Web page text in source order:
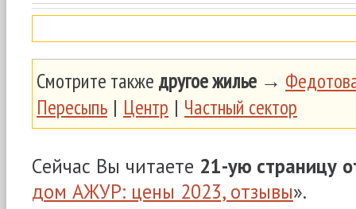
Смотрите также другое жилье →
Пересыпь | Центр | Частный сектор
Сейчас Вы читаете 21-ую страницу
дом АЖУР: цены 2023, отзывы».